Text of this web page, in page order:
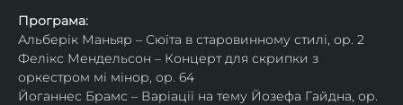
Програма:
Альберік Маньяр – Сюїта в старовинному стилі, ор. 2
Фелікс Мендельсон – Концерт для скрипки з
оркестром мі мінор, ор. 64
Йоганнес Брамс – Варіації на тему Йозефа Гайдна, ор.